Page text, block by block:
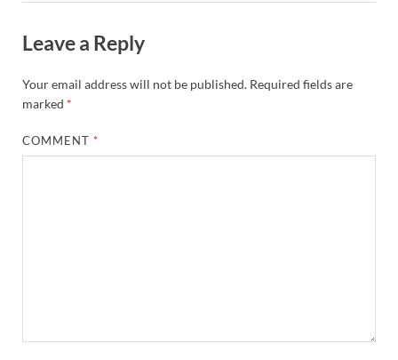
Leave a Reply
Your email address will not be published. Required fields are
marked *
COMMENT*